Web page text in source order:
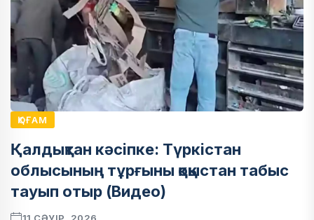
ҚОҒАМ
Қалдықтан кәсіпке: Түркістан
облысының тұрғыны қоқыстан табыс
тауып отыр (Видео)